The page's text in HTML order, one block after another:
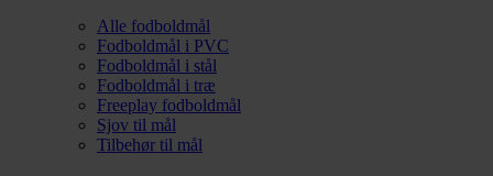
Alle fodboldmål
Fodboldmål i PVC
Fodboldmål i stål
Fodboldmål i træ
Freeplay fodboldmål
Sjov til mål
Tilbehør til mål